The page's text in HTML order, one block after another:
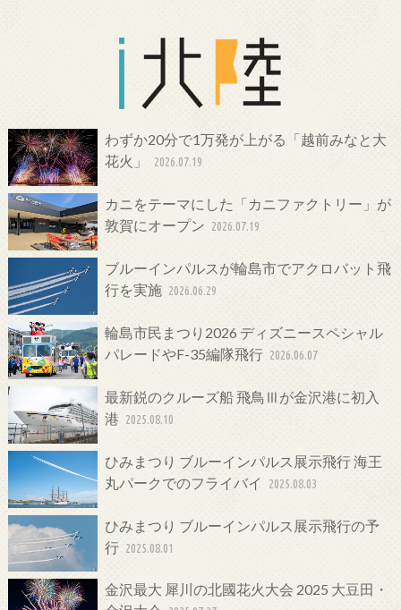
わずか20分で1万発が上がる「越前みなと大
花火」
2026.07.19
カニをテーマにした「カニファクトリー」が
敦賀にオープン 2026.07.19
ブルーインパルスが輪島市でアクロバット飛
行を実施 2026.06.29
輪島市民まつり2026 ディズニースペシャル
パレードやF-35編隊飛行 2026.06.07
最新鋭のクルーズ船 飛鳥Ⅲが金沢港に初入
港 2025.08.10
ひみまつり ブルーインパルス展示飛行 海王
丸パークでのフライバイ
2025.08.03
ひみまつり ブルーインパルス展示飛行の予
行 2025.08.01
金沢最大 犀川の北國花火大会 2025 大豆田・